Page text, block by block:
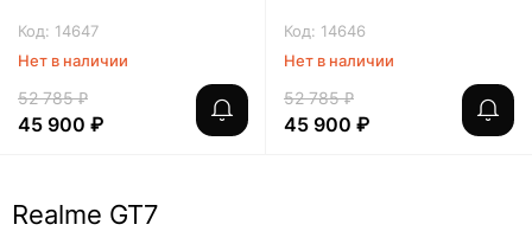
Код: 14647
Нет в наличии
52 785 ₽
45 900 ₽
Код: 14646
Нет в наличии
52 785 ₽
45 900 ₽
Realme GT7